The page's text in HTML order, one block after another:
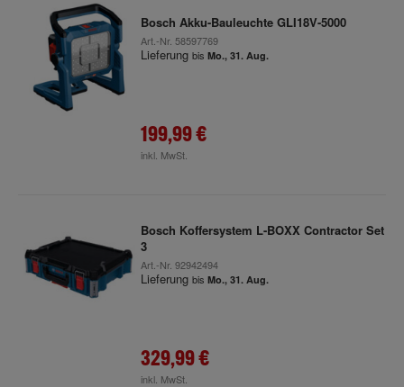
Bosch Akku-Bauleuchte GLI18V-5000
Art.-Nr. 58597769
Lieferung bis Mo., 31. Aug.
199,99 €
inkl. MwSt.
Bosch Koffersystem L-BOXX Contractor Set
3
Art.-Nr. 92942494
Lieferung bis Mo., 31. Aug.
329,99 €
inkl. MwSt.